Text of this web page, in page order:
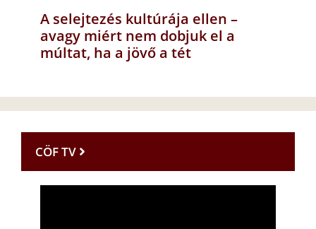
A selejtezés kultúrája ellen –
avagy miért nem dobjuk el a
múltat, ha a jövő a tét
CÖF TV